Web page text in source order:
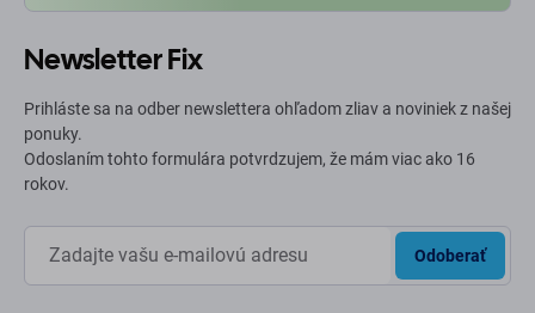
Newsletter Fix
Prihláste sa na odber newslettera ohľadom zliav a noviniek z našej
ponuky.
Odoslaním tohto formulára potvrdzujem, že mám viac ako 16
rokov.
Odoberať